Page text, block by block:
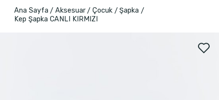
Ana Sayfa Aksesuar Çocuk
Şapka
Kep Şapka CANLI KIRMIZI